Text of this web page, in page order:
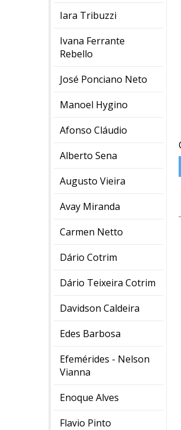
Iara Tribuzzi
Ivana Ferrante
Rebello
José Ponciano Neto
Manoel Hygino
Afonso Cláudio
Alberto Sena
Augusto Vieira
Avay Miranda
Carmen Netto
Dário Cotrim
Dário Teixeira Cotrim
Davidson Caldeira
Edes Barbosa
Efemérides - Nelson
Vianna
Enoque Alves
Flavio Pinto